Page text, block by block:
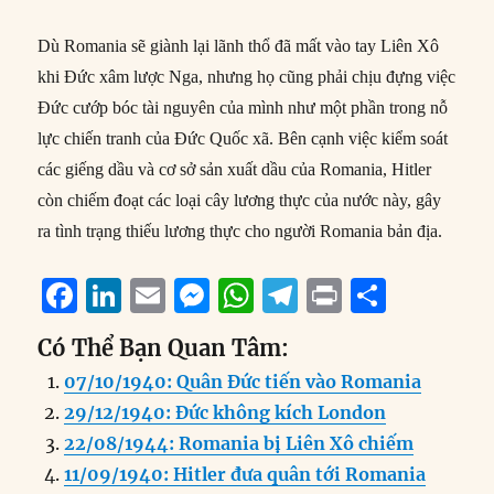
Dù Romania sẽ giành lại lãnh thổ đã mất vào tay Liên Xô
khi Đức xâm lược Nga, nhưng họ cũng phải chịu đựng việc
Đức cướp bóc tài nguyên của mình như một phần trong nỗ
lực chiến tranh của Đức Quốc xã. Bên cạnh việc kiểm soát
các giếng dầu và cơ sở sản xuất dầu của Romania, Hitler
còn chiếm đoạt các loại cây lương thực của nước này, gây
ra tình trạng thiếu lương thực cho người Romania bản địa.
F
a
c
e
b
o
Li
n
k
e
d
I
E
m
ai
l
M
ss
e
n
g
W
h
at
s
A
p
T
g
r
a
P
n
t
a
re
Có Thể Bạn Quan Tâm:
07/10/1940: Quân Đức tiến vào Romania
29/12/1940: Đức không kích London
22/08/1944: Romania bị Liên Xô chiếm
11/09/1940: Hitler đưa quân tới Romania